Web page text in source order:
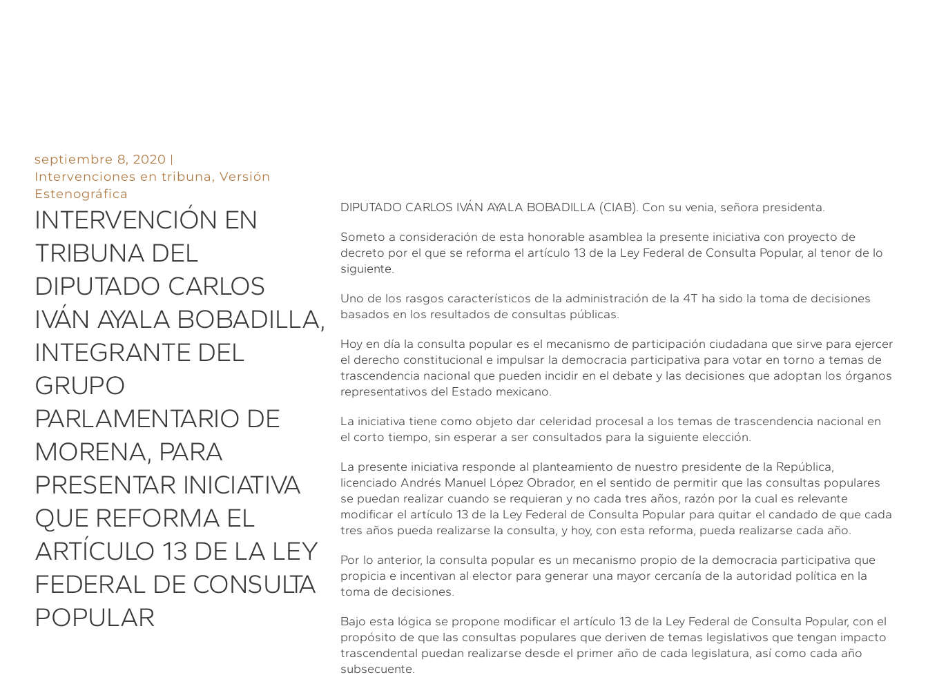
septiembre 8, 2020
Intervenciones en tribuna,Versión
Estenográfica
INTERVENCIÓN EN
TRIBUNA DEL
DIPUTADO CARLOS
IVÁN AYALA BOBADILLA,
INTEGRANTE DEL
GRUPO
PARLAMENTARIO DE
MORENA, PARA
PRESENTAR INICIATIVA
QUE REFORMA EL
ARTÍCULO 13 DE LA LEY
FEDERAL DE CONSULTA
POPULAR
DIPUTADO CARLOS IVÁN AYALA BOBADILLA (CIAB). Con su venia, señora presidenta.
Someto a consideración de esta honorable asamblea la presente iniciativa con proyecto de
decreto por el que se reforma el artículo 13 de la Ley Federal de Consulta Popular, al tenor de lo
siguiente.
Uno de los rasgos característicos de la administración de la 4T ha sido la toma de decisiones
basados en los resultados de consultas públicas.
Hoy en día la consulta popular es el mecanismo de participación ciudadana que sirve para ejercer
el derecho constitucional e impulsar la democracia participativa para votar en torno a temas de
trascendencia nacional que pueden incidir en el debate y las decisiones que adoptan los órganos
representativos del Estado mexicano.
La iniciativa tiene como objeto dar celeridad procesal a los temas de trascendencia nacional en
el corto tiempo, sin esperar a ser consultados para la siguiente elección.
La presente iniciativa responde al planteamiento de nuestro presidente de la República,
licenciado Andrés Manuel López Obrador, en el sentido de permitir que las consultas populares
se puedan realizar cuando se requieran y no cada tres años, razón por la cual es relevante
modificar el artículo 13 de la Ley Federal de Consulta Popular para quitar el candado de que cada
tres años pueda realizarse la consulta, y hoy, con esta reforma, pueda realizarse cada año.
Por lo anterior, la consulta popular es un mecanismo propio de la democracia participativa que
propicia e incentivan al elector para generar una mayor cercanía de la autoridad política en la
toma de decisiones.
Bajo esta lógica se propone modificar el artículo 13 de la Ley Federal de Consulta Popular, con el
propósito de que las consultas populares que deriven de temas legislativos que tengan impacto
trascendental puedan realizarse desde el primer año de cada legislatura, así como cada año
subsecuente.